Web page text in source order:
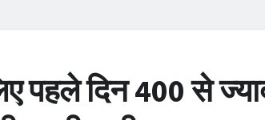
पहले दिन 400 से